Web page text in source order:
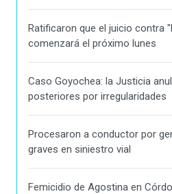
Ratificaron que el juicio contra
comenzará el próximo lunes
Caso Goyochea: la Justicia
posteriores por irregularidades
Procesaron a conductor por
graves en siniestro vial
Femicidio de Agostina en